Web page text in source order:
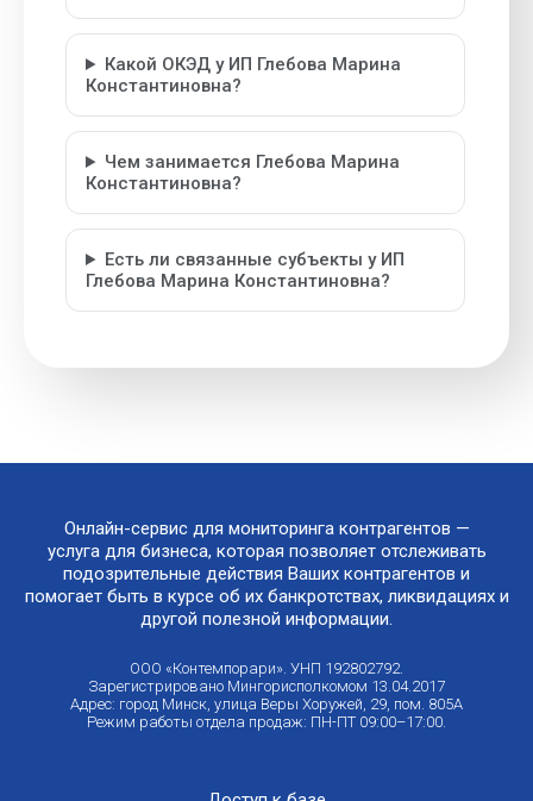
Какой ОКЭД у ИП Глебова Марина
Константиновна?
Чем занимается Глебова Марина
Константиновна?
Есть ли связанные субъекты у ИП
Глебова Марина Константиновна?
Онлайн-сервис для мониторинга контрагентов —
услуга для бизнеса, которая позволяет отслеживать
подозрительные действия Ваших контрагентов и
помогает быть в курсе об их банкротствах, ликвидациях и
другой полезной информации.
ООО «Контемпорари». УНП 192802792.
Зарегистрировано Мингорисполкомом 13.04.2017
Адрес: город Минск, улица Веры Хоружей, 29, пом. 805А
Режим работы отдела продаж: ПН-ПТ 09:00–17:00.